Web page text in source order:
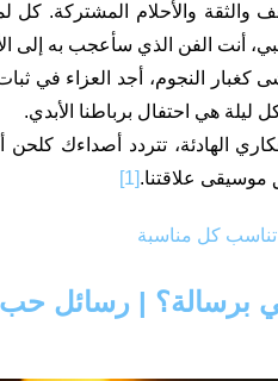
والثقة والأحلام
أنت الفن الذي سأعجب به إلى
النجوم، أجد العزاء في
هي احتفال برباطنا الأبدي.
الهادئة، تتردد أصداءك
موسيقى علاقتنا.[1]
تناسب كل مناسبة
| رسائل حب